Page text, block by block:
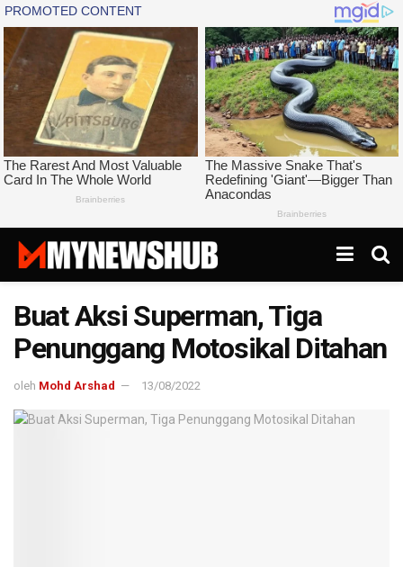
Buat Aksi Superman, Tiga
Penunggang Motosikal Ditahan
oleh Mohd Arshad 13/08/2022